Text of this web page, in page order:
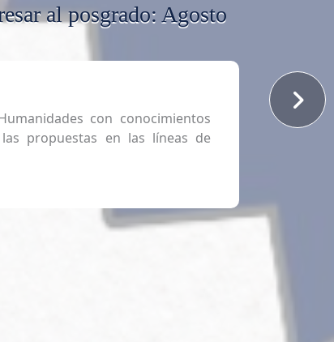
al posgrado: Agosto
con conocimientos
propuestas en las líneas de